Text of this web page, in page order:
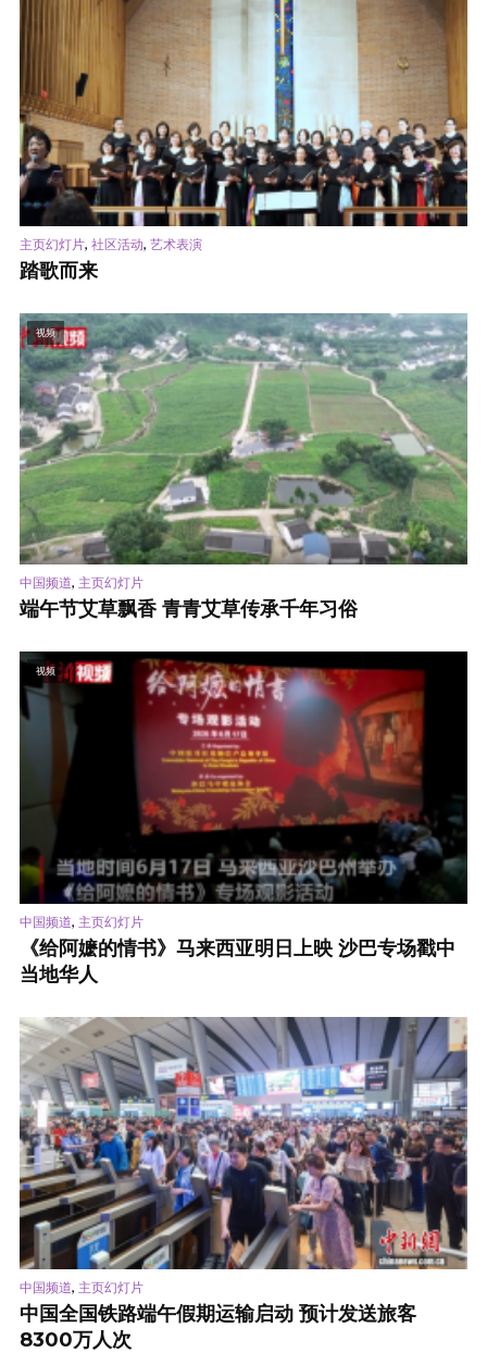
主页幻灯片, 社区活动, 艺术表演
踏歌而来
视频
中国频道, 主页幻灯片
端午节艾草飘香 青青艾草传承千年习俗
视频
中国频道, 主页幻灯片
《给阿嬷的情书》马来西亚明日上映 沙巴专场戳中
当地华人
中国频道, 主页幻灯片
中国全国铁路端午假期运输启动 预计发送旅客
8300万人次